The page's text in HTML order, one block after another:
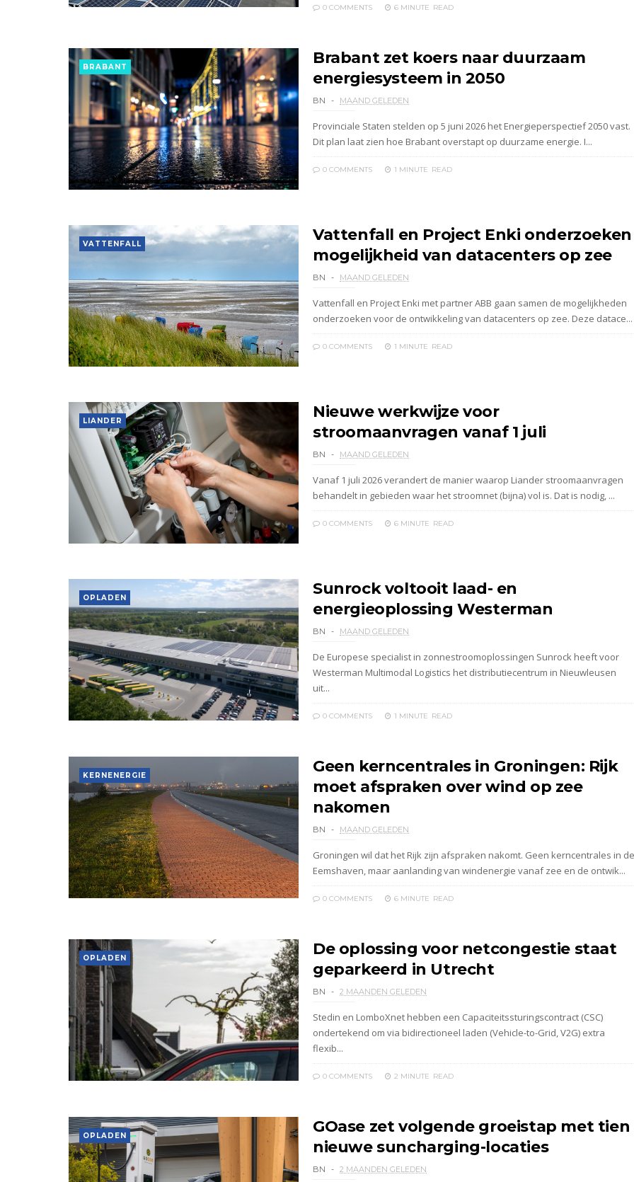
0 COMMENTS 6 MINUTE READ
BRABANT
Brabant zet koers naar duurzaam
energiesysteem in 2050
BN MAAND GELEDEN
Provinciale Staten stelden op 5 juni 2026 het Energieperspectief 2050 vast.
Dit plan laat zien hoe Brabant overstapt op duurzame energie. I...
0 COMMENTS 1 MINUTE READ
VATTENFALL
Vattenfall en Project Enki onderzoeken
mogelijkheid van datacenters op zee
BN MAAND GELEDEN
Vattenfall en Project Enki met partner ABB gaan samen de mogelijkheden
onderzoeken voor de ontwikkeling van datacenters op zee. Deze datace...
0 COMMENTS 1 MINUTE READ
LIANDER
Nieuwe werkwijze voor
stroomaanvragen vanaf 1 juli
BN MAAND GELEDEN
Vanaf 1 juli 2026 verandert de manier waarop Liander stroomaanvragen
behandelt in gebieden waar het stroomnet (bijna) vol is. Dat is nodig, ...
0 COMMENTS 6 MINUTE READ
OPLADEN
Sunrock voltooit laad- en
energieoplossing Westerman
BN MAAND GELEDEN
De Europese specialist in zonnestroomoplossingen Sunrock heeft voor
Westerman Multimodal Logistics het distributiecentrum in Nieuwleusen
uit...
0 COMMENTS 1 MINUTE READ
KERNENERGIE
Geen kerncentrales in Groningen: Rijk
moet afspraken over wind op zee
nakomen
BN MAAND GELEDEN
Groningen wil dat het Rijk zijn afspraken nakomt. Geen kerncentrales in de
Eemshaven, maar aanlanding van windenergie vanaf zee en de ontwik...
0 COMMENTS 6 MINUTE READ
OPLADEN
De oplossing voor netcongestie staat
geparkeerd in Utrecht
BN 2 MAANDEN GELEDEN
Stedin en LomboXnet hebben een Capaciteitssturingscontract (CSC)
ondertekend om via bidirectioneel laden (Vehicle-to-Grid, V2G) extra
flexib...
0 COMMENTS 2 MINUTE READ
OPLADEN
GOase zet volgende groeistap met tien
nieuwe suncharging-locaties
BN 2 MAANDEN GELEDEN